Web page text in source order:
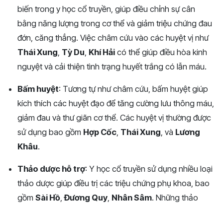
biến trong y học cổ truyền, giúp điều chỉnh sự cân
bằng năng lượng trong cơ thể và giảm triệu chứng đau
đớn, căng thẳng. Việc châm cứu vào các huyệt vị như
Thái Xung Tỳ Du Khí Hải có thể giúp điều hòa kinh
nguyệt và cải thiện tình trạng huyết trắng có lẫn máu.
Bấm huyệt: Tương tự như châm cứu, bấm huyệt giúp
kích thích các huyệt đạo để tăng cường lưu thông máu,
giảm đau và thư giãn cơ thể. Các huyệt vị thường được
sử dụng bao gồm Hợp Cốc Thái Xung , và Lương
Khâu.
Thảo dược hỗ trợ: Y học cổ truyền sử dụng nhiều loại
thảo dược giúp điều trị các triệu chứng phụ khoa, bao
gồm Sài Hồ ,Đương Quy Nhân Sâm. Những thảo